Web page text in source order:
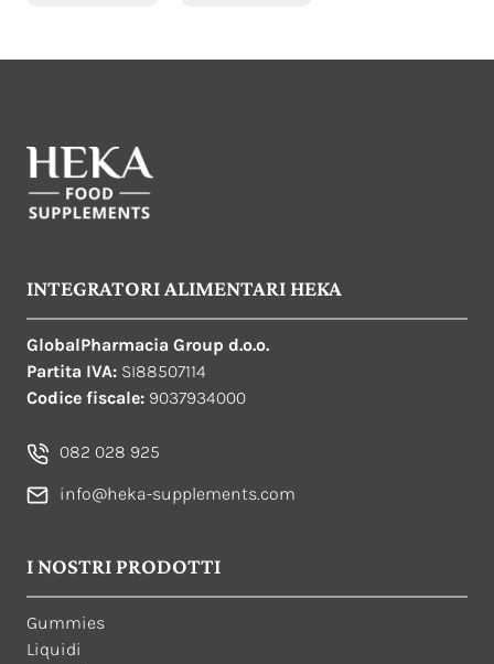
INTEGRATORI ALIMENTARI HEKA
GlobalPharmacia Group d.o.o.
Partita IVA: SI88507114
Codice fiscale: 9037934000
082 028 925
info@heka-supplements.com
I NOSTRI PRODOTTI
Gummies
Liquidi